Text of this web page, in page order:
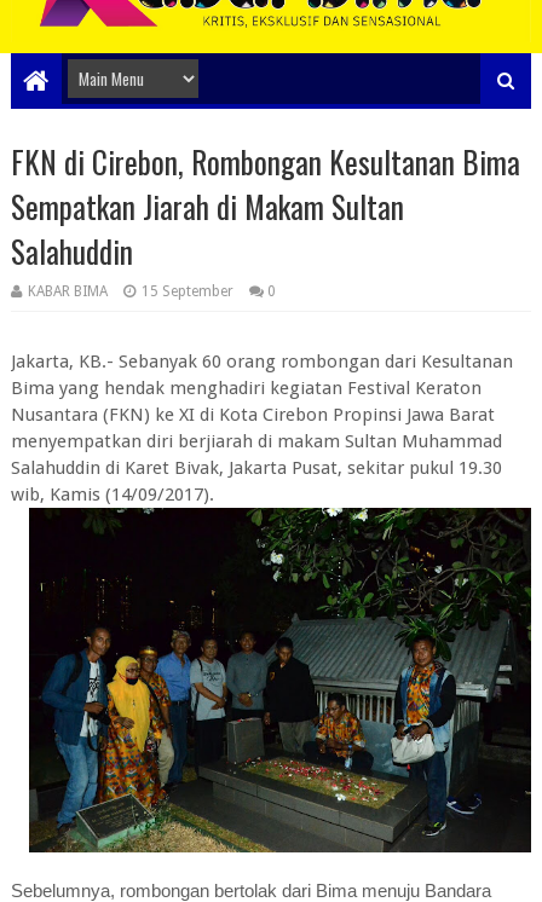
FKN di Cirebon, Rombongan Kesultanan Bima
Sempatkan Jiarah di Makam Sultan
Salahuddin
KABAR BIMA 15 September 0
Jakarta, KB.- Sebanyak 60 orang rombongan dari Kesultanan
Bima yang hendak menghadiri kegiatan Festival Keraton
Nusantara (FKN) ke XI di Kota Cirebon Propinsi Jawa Barat
menyempatkan diri berjiarah di makam Sultan Muhammad
Salahuddin di Karet Bivak, Jakarta Pusat, sekitar pukul 19.30
wib, Kamis (14/09/2017).
Sebelumnya, rombongan bertolak dari Bima menuju Bandara